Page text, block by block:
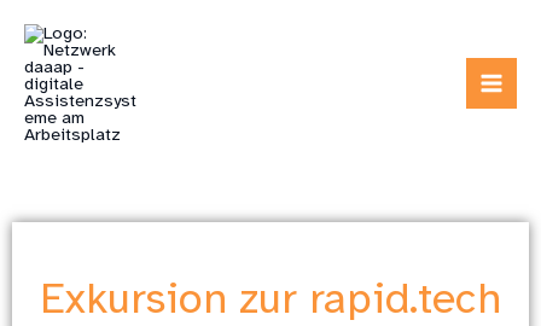
Inhalt
springen
Exkursion zur rapid.tech